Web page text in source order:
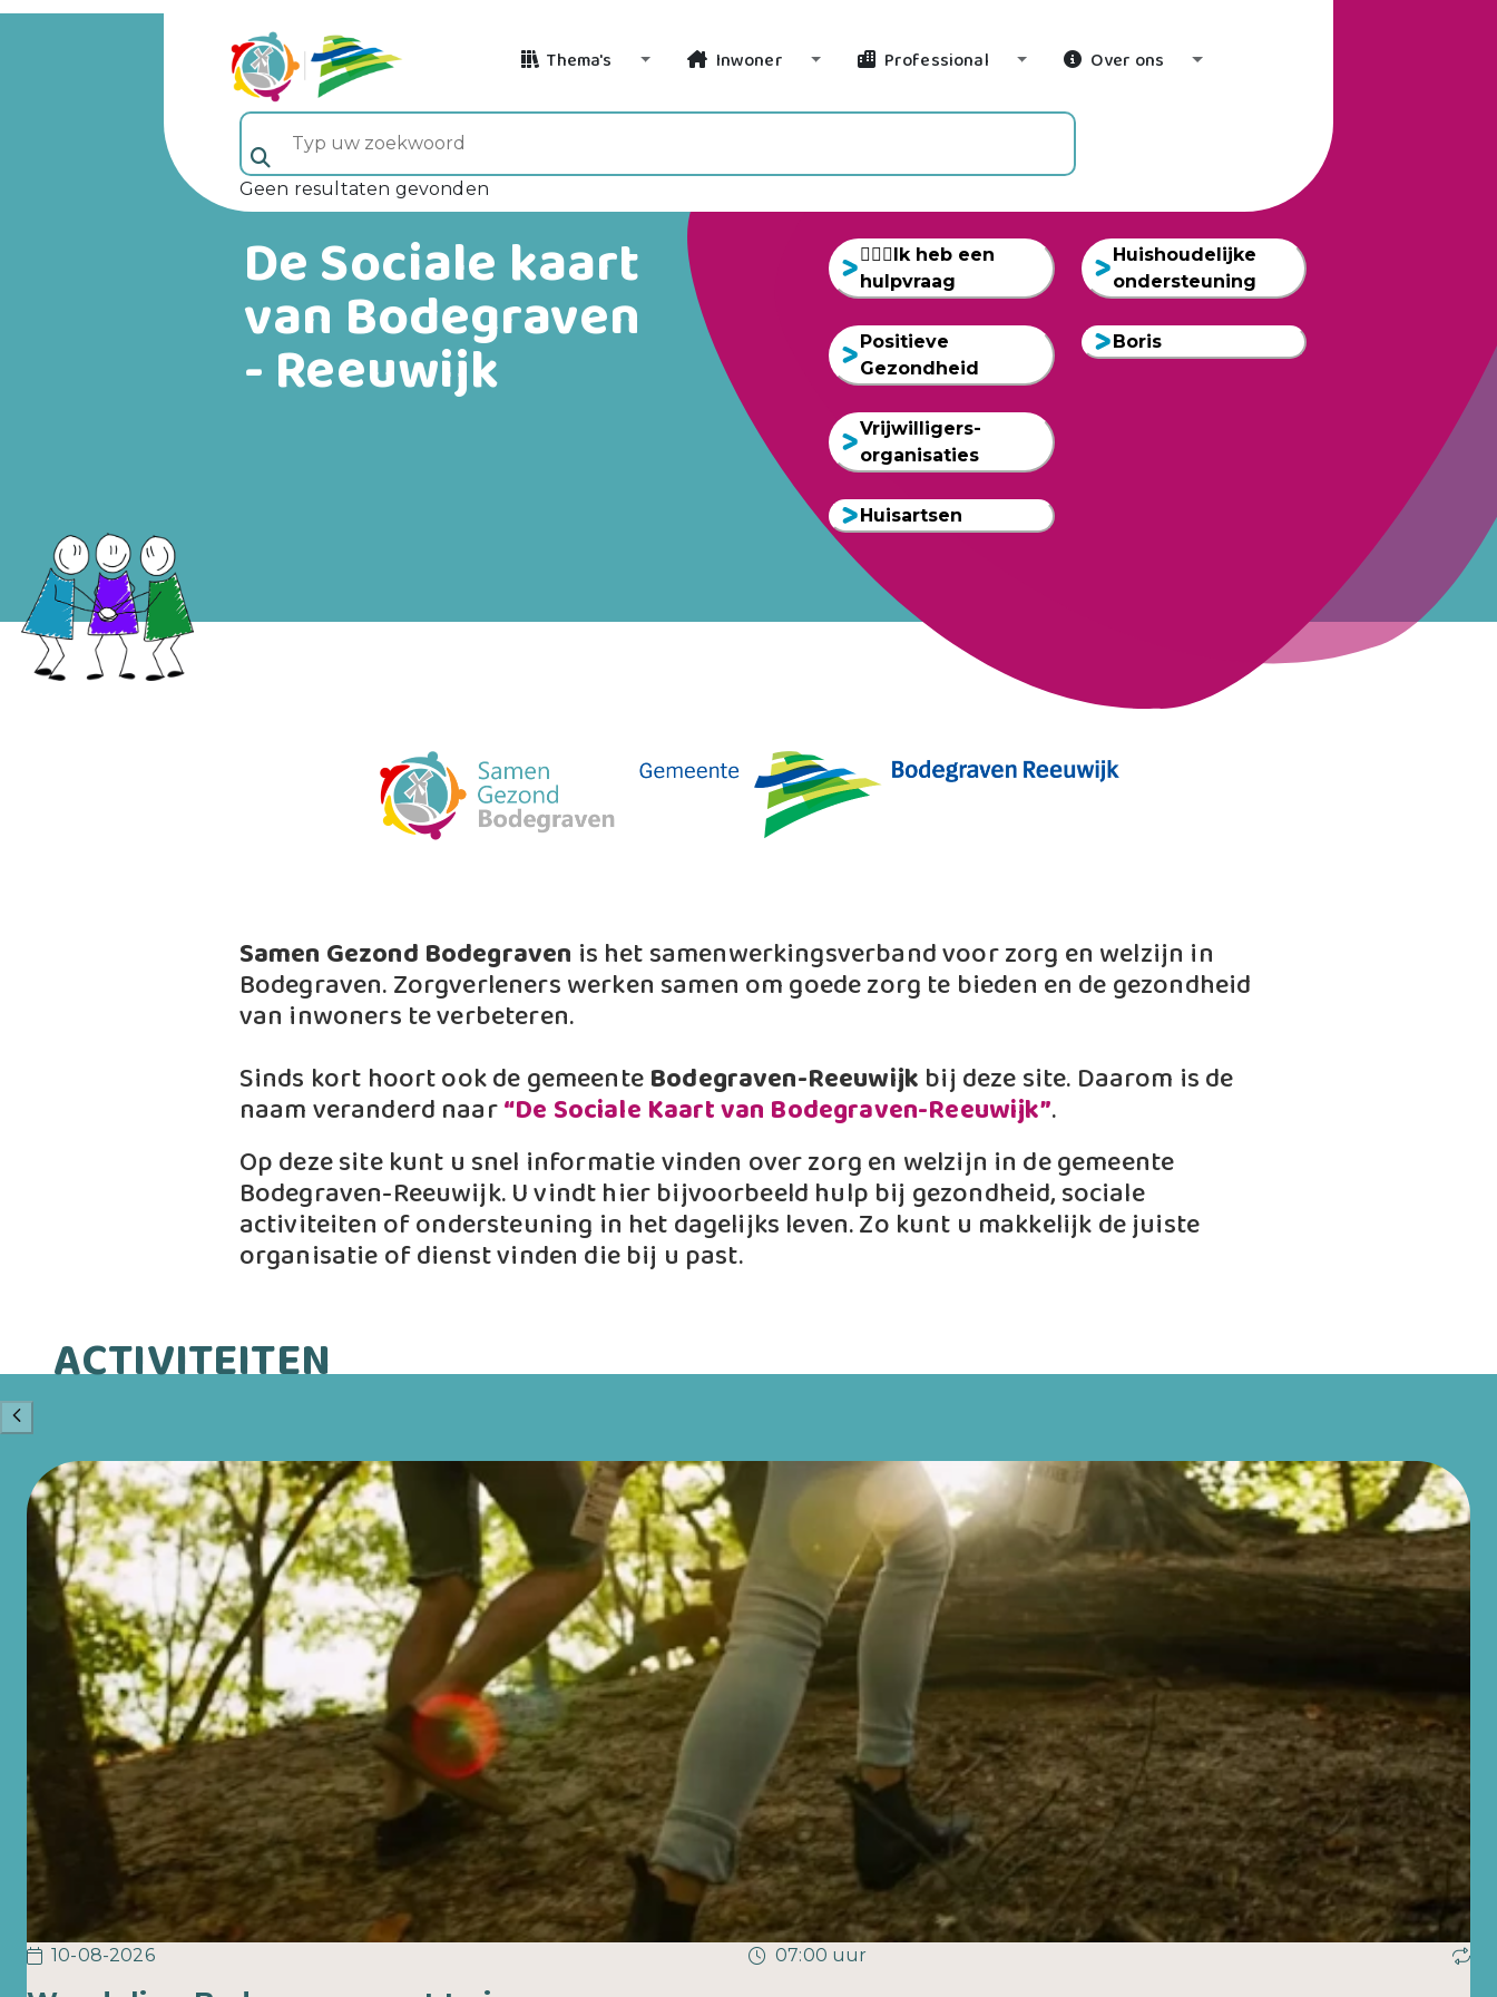
Thema's Toggle Dropdown
Inwoner Toggle Dropdown
Professional Toggle Dropdown
Over ons Toggle Dropdown
Typ uw zoekwoord (veld 5)
Geen resultaten gevonden
De Sociale kaart
van Bodegraven
- Reeuwijk
🙋🏻‍♀️Ik heb een
hulpvraag
Positieve
Gezondheid
Vrijwilligers-
organisaties
Huisartsen
Huishoudelijke
ondersteuning
Boris
Samen Gezond Bodegraven is het samenwerkingsverband voor zorg en welzijn in
Bodegraven. Zorgverleners werken samen om goede zorg te bieden en de gezondheid
van inwoners te verbeteren.
Sinds kort hoort ook de gemeenteBodegraven-Reeuwijk bij deze site. Daarom is de
naam veranderd naar“De Sociale Kaart van Bodegraven-Reeuwijk”.
Op deze site kunt u snel informatie vinden over zorg en welzijn in de gemeente
Bodegraven-Reeuwijk. U vindt hier bijvoorbeeld hulp bij gezondheid, sociale
activiteiten of ondersteuning in het dagelijks leven. Zo kunt u makkelijk de juiste
organisatie of dienst vinden die bij u past.
ACTIVITEITEN
10-08-2026 07:00 uur